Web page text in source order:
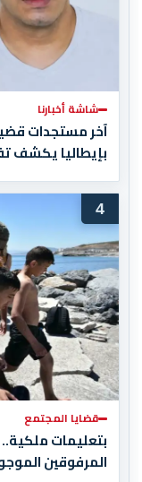
شاشة أخبارنا
آخر مستجدات
بإيطاليا يكشف
4
قضايا المجتمع
بتعليمات
المرفوقين